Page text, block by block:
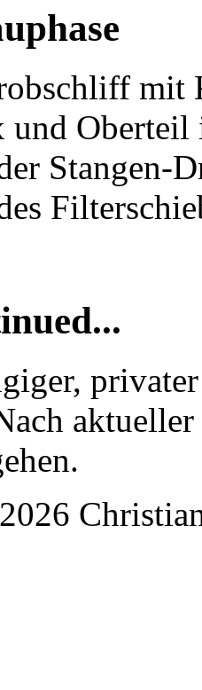
mit
und
Stangen-